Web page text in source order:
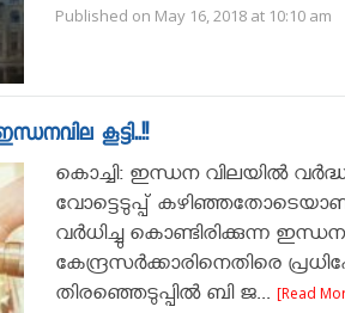
Published on May 16, 2018 at 10:10 am
കൂട്ടി..!!
കൊച്ചി: ഇന്ധന വിലയിൽ
വോട്ടെടുപ്പ്
വർധിച്ചു കൊണ്ടിരിക്കുന്ന
കേന്ദ്രസർക്കാരിനെതിരെ
തിരഞ്ഞെടുപ്പിൽ ബി ജ... [Read